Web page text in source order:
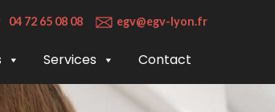
04 72 65 08 08 egv@egv-lyon.fr
Services Contact